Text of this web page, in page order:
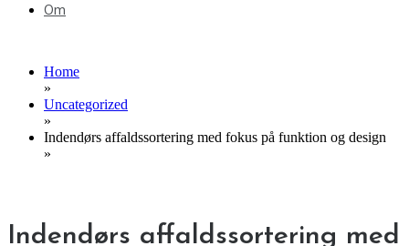
Om
Home
»
Uncategorized
»
Indendørs affaldssortering med fokus på funktion og design
»
Indendørs affaldssortering med